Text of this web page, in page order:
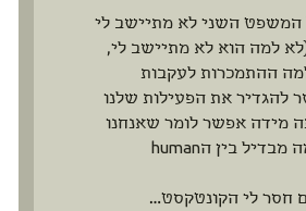
המשפט השני לא מתיישב לי
למה הוא לא מתיישב לי,
ההתמכרות לעקבות
להגדיר את הפעילות שלנו
מידה אפשר לומר שאנחנו
מכורים לאינטראקציה אנושית. מה מבדיל בין הhuman
חסר לי הקונטקסט…